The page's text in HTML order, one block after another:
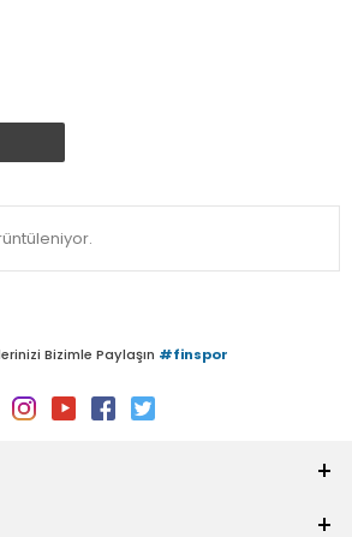
Bizimle Paylaşın #finspor